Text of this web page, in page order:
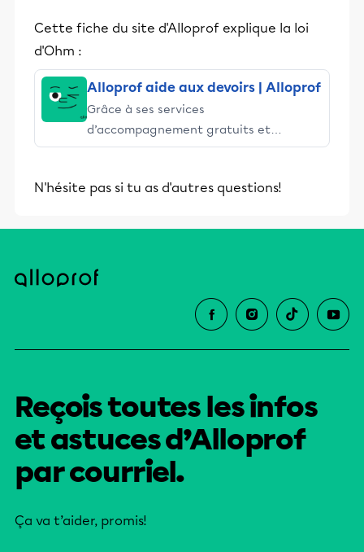
Cette fiche du site d'Alloprof explique la loi
d'Ohm :
Alloprof aide aux devoirs | Alloprof
Grâce à ses services
d’accompagnement gratuits et
stimulants, Alloprof engage les élèves
éducative.
N'hésite pas si tu as d'autres questions!
Reçois toutes les infos
et astuces d’Alloprof
par courriel.
Ça va t’aider, promis!